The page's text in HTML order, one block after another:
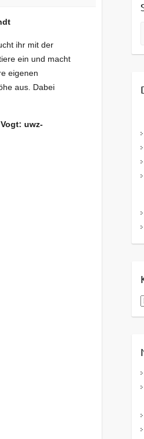
ihr mit der
ein und macht
eigenen
aus. Dabei
uwz-
g
o
r
e
n